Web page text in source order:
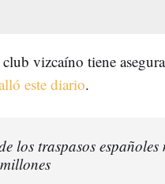
vizcaíno tiene
este diario.
los traspasos españoles